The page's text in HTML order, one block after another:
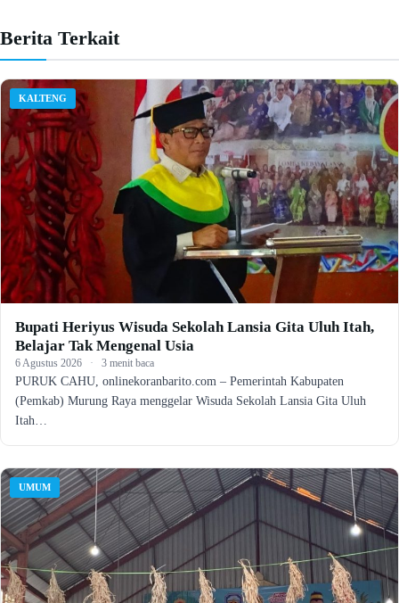
Berita Terkait
KALTENG
Bupati Heriyus Wisuda Sekolah Lansia Gita Uluh Itah,
Belajar Tak Mengenal Usia
6 Agustus 2026 · 3 menit baca
PURUK CAHU, onlinekoranbarito.com – Pemerintah Kabupaten
(Pemkab) Murung Raya menggelar Wisuda Sekolah Lansia Gita Uluh
Itah…
UMUM